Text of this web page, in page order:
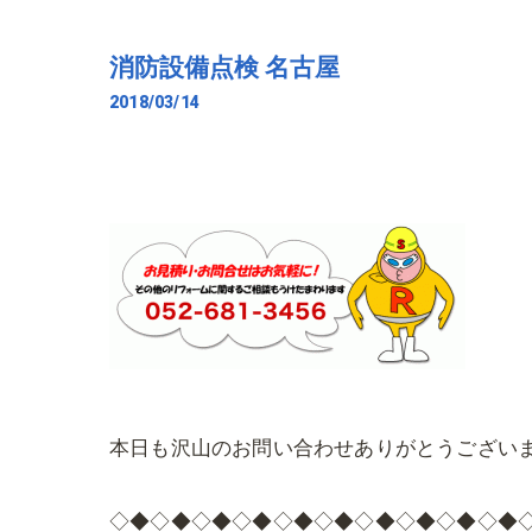
消防設備点検 名古屋
2018/03/14
本日も沢山のお問い合わせありがとうござい